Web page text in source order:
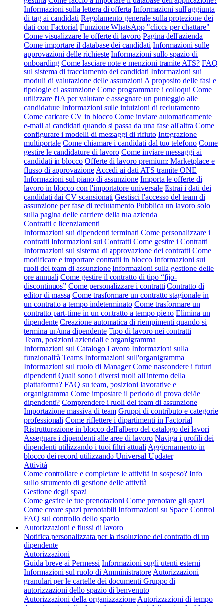
Informazioni sulla lettera di offerta Informazioni sull'aggiunta
di tag ai candidati Regolamento generale sulla protezione dei
dati con Factorial Funzione WhatsApp "clicca per chattare"
Come visualizzare le offerte di lavoro Pagina dell'azienda
Come importare il database dei candidati Informazioni sulle
approvazioni delle richieste Informazioni sullo spazio di
onboarding Come lasciare note e menzioni tramite ATS? FAQ
sul sistema di tracciamento dei candidati Informazioni sui
moduli di valutazione delle assunzioni A proposito delle fasi e
tipologie di assunzione Come programmare i colloqui Come
utilizzare l'IA per valutare e assegnare un punteggio alle
candidature Informazioni sulle intuizioni di reclutamento
Come caricare CV in blocco Come inviare automaticamente
e-mail ai candidati quando si passa da una fase all'altra Come
configurare i modelli di messaggi di rifiuto Integrazione
multiportale Come chiamare i candidati dal tuo telefono Come
gestire le candidature di lavoro Come inviare messaggi ai
candidati in blocco Offerte di lavoro premium: Marketplace e
flusso di approvazione Accedi ai dati ATS tramite ONE
Informazioni sul piano di assunzione Importa le offerte di
lavoro in blocco con l'importatore universale Estrai i dati dei
candidati dai CV scansionati Gestisci l'accesso del team di
assunzione per fase di reclutamento Pubblica un lavoro solo
sulla pagina delle carriere della tua azienda
Contratti e licenziamenti
Informazioni sui dipendenti terminati Come personalizzare i
contratti Informazioni sui Contratti Come gestire i Contratti
Informazioni sul sistema di approvazione dei contratti Come
modificare e importare contratti in blocco Informazioni sui
ruoli del team di assunzione Informazioni sulla gestione delle
ore annuali Come gestire il contratto di tipo “fijo-
discontinuos” Come personalizzare i contratti Contratto di
editor di massa Come trasformare un contratto stagionale in
un contratto a tempo indeterminato Come trasformare un
contratto part-time in un contratto a tempo pieno Elimina un
dipendente Creazione automatica di riempimenti quando si
termina un/una dipendente Tipo di lavoro nei contratti
Team, posizioni aziendali e organigramma
Informazioni sul Catalogo Lavoro Informazioni sulla
funzionalità Teams Informazioni sull'organigramma
Informazioni sul ruolo di Manager Come nascondere i futuri
dipendenti Quali sono i diversi ruoli all'interno della
piattaforma? FAQ su team, posizioni lavorative e
organigramma Come impostare il periodo di prova dei/le
dipendenti? Comprendere i ruoli del team di assunzione
Importazione massiva di team Gruppi di contributo e categorie
professionali Come riflettere i dipartimenti in Factorial
Ristrutturazione in blocco dell'albero del catalogo dei lavori
Assegnare i dipendenti alle aree di lavoro Naviga i profili dei
dipendenti utilizzando i tuoi filtri attuali Aggiornamento in
blocco dei record utilizzando Universal Updater
Attività
Come controllare e completare le attività in sospeso? Info
sullo strumento di gestione delle attività
Gestione degli spazi
Come gestire le tue prenotazioni Come prenotare gli spazi
Come creare spazi prenotabili Informazioni su Space Control
FAQ sul controllo dello spazio
Autorizzazioni e flussi di lavoro
Notifica personalizzata per la risoluzione del contratto di un
dipendente
Autorizzazioni
Guida breve ai Permessi Informazioni sugli utenti esterni
Informazioni sul ruolo di Amministratore Autorizzazioni
granulari per le cartelle dei documenti Gruppo di
autorizzazioni dello spazio di benvenuto
Autorizzazioni della organizzazione Autorizzazioni di tempo